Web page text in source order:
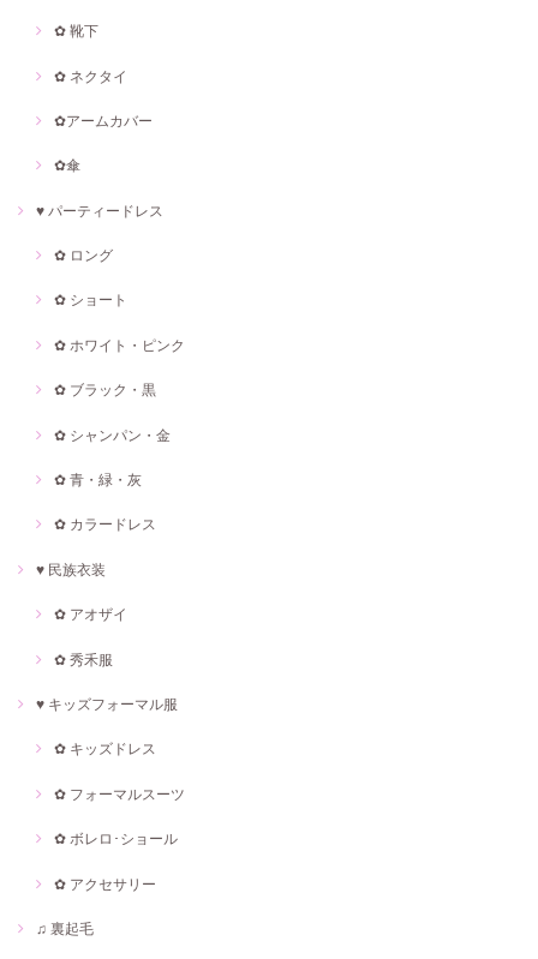
✿ 靴下
✿ ネクタイ
✿アームカバー
✿傘
♥ パーティードレス
✿ ロング
✿ ショート
✿ ホワイト・ピンク
✿ ブラック・黒
✿ シャンパン・金
✿ 青・緑・灰
✿ カラードレス
♥ 民族衣装
✿ アオザイ
✿ 秀禾服
♥ キッズフォーマル服
✿ キッズドレス
✿ フォーマルスーツ
✿ ボレロ･ショール
✿ アクセサリー
♫ 裏起毛